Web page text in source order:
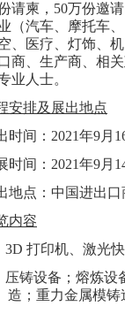
请柬，50万份邀
（汽车、摩托车
、医疗、灯饰、
商、生产商、相
业人士。
安排及展出地点
时间：2021年9月
时间：2021年9月
地点：中国进出
内容
3D 打印机、激光
压铸设备；熔炼
造；重力金属模